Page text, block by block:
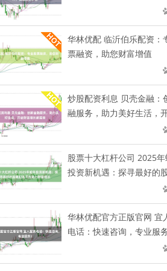
华林优配 临沂伯乐配资：
票融资，助您财富增值
炒股配资利息 贝壳金融：
融服务，助力美好生活，
股票十大杠杆公司 2025
投资新机遇：探寻最好的
华林优配官方正版官网 宜
电话：快速咨询，专业服